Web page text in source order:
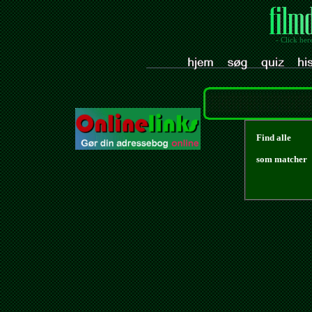
- Click
Find alle
som matcher